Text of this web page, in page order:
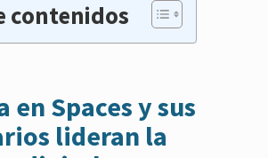
contenidos
en Spaces y sus
lideran la